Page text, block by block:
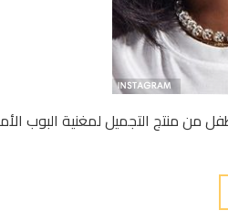
من منتج التجميل لمغنية البوب